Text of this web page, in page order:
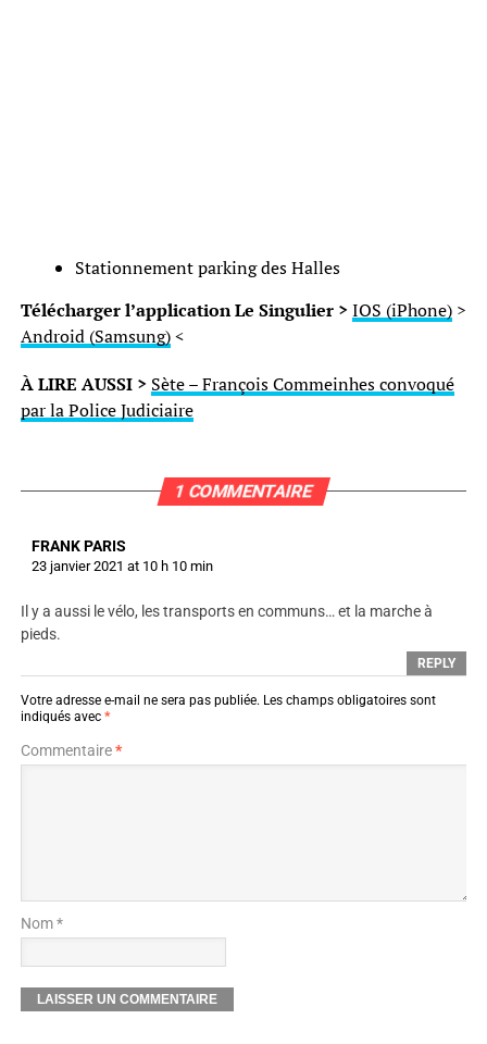
Stationnement parking des Halles
Télécharger l’application Le Singulier > IOS (iPhone)>
Android (Samsung)<
À LIRE AUSSI > Sète – François Commeinhes convoqué
par la Police Judiciaire
1 COMMENTAIRE
FRANK PARIS
23 janvier 2021 at 10 h 10 min
Il y a aussi le vélo, les transports en communs… et la marche à
pieds.
REPLY
Votre adresse e-mail ne sera pas publiée. Les champs obligatoires sont
indiqués avec *
Commentaire*
Nom *